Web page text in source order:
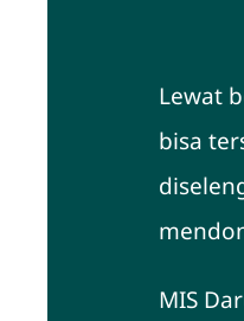
Lewat
bisa
MIS